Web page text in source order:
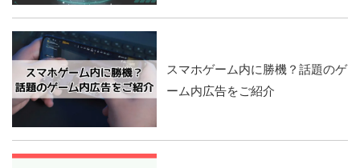
スマホゲーム内に勝機？話題のゲ
ーム内広告をご紹介